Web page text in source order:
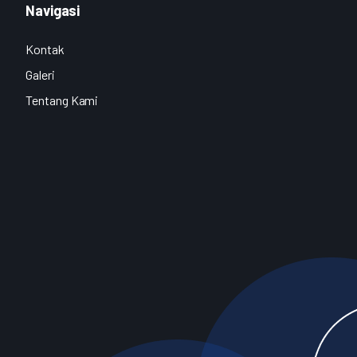
Navigasi
Kontak
Galeri
Tentang Kami